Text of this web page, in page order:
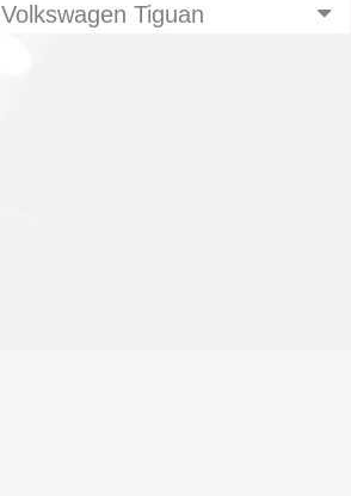
Volkswagen Tiguan